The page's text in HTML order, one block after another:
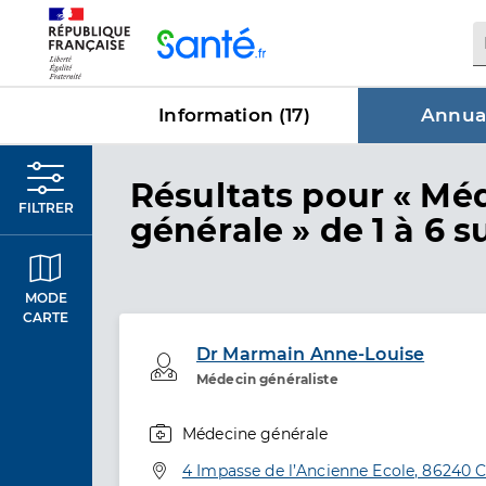
Information (17)
FILTRER
MODE
CARTE
Résultats dans
pour «
générale » de 1 à 6
Dr Marmain Anne-Louise
Médecin généraliste
Professionel de santé
Médecine générale
Adresse
4 Impasse de l’Ancienne Ecole, 86240
Panneau de gestion des cookies